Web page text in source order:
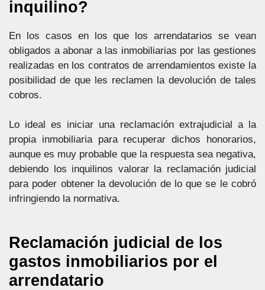
inquilino?
En los casos en los que los arrendatarios se vean
obligados a abonar a las inmobiliarias por las gestiones
realizadas en los contratos de arrendamientos existe la
posibilidad de que les reclamen la devolución de tales
cobros.
Lo ideal es iniciar una reclamación extrajudicial a la
propia inmobiliaria para recuperar dichos honorarios,
aunque es muy probable que la respuesta sea negativa,
debiendo los inquilinos valorar la reclamación judicial
para poder obtener la devolución de lo que se le cobró
infringiendo la normativa.
Reclamación judicial de los
gastos inmobiliarios por el
arrendatario